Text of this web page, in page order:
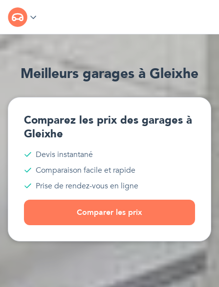
Meilleursgarages à Gleixhe
Comparez les prix des garages à
Gleixhe
Devis instantané
Comparaison facile et rapide
Prise de rendez-vous en ligne
Comparer les prix